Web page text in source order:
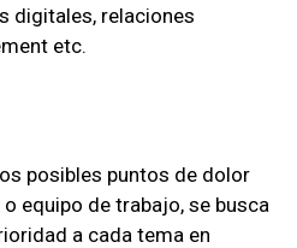
digitales, relaciones
etc.
posibles puntos de dolor
equipo de trabajo, se busca
a cada tema en